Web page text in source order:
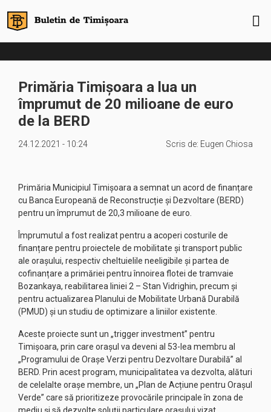
Primăria Timișoara a lua un
împrumut de 20 milioane de euro
de la BERD
24.12.2021 - 10:24 Scris de: Eugen Chiosa
Primăria Municipiul Timișoara a semnat un acord de finanțare
cu Banca Europeană de Reconstrucție și Dezvoltare (BERD)
pentru un împrumut de 20,3 milioane de euro.
Împrumutul a fost realizat pentru a acoperi costurile de
finanțare pentru proiectele de mobilitate și transport public
ale orașului, respectiv cheltuielile neeligibile și partea de
cofinanțare a primăriei pentru înnoirea flotei de tramvaie
Bozankaya, reabilitarea liniei 2 – Stan Vidrighin, precum și
pentru actualizarea Planului de Mobilitate Urbană Durabilă
(PMUD) și un studiu de optimizare a liniilor existente.
Aceste proiecte sunt un „trigger investment” pentru
Timișoara, prin care orașul va deveni al 53-lea membru al
„Programului de Orașe Verzi pentru Dezvoltare Durabilă” al
BERD. Prin acest program, municipalitatea va dezvolta, alături
de celelalte orașe membre, un „Plan de Acțiune pentru Orașul
Verde” care să prioritizeze provocările principale în zona de